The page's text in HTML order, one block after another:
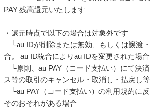
PAY 残高還元いたします
・還元時点で以下の場合は対象外です
└au IDが削除または無効、もしくは譲渡
合。 au ID統合によりau IDを変更された場合
└原則、au PAY（コード支払い）にて決
ス等の取引のキャンセル・取消し・払戻し
└au PAY（コード支払い）の利用規約に
そのおそれがある場合